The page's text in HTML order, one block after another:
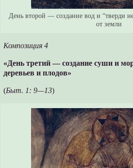
День второй — создание вод и “тверди
от земли
Композиция 4
«День третий — создание суши и
деревьев и плодов»
(Быт. 1: 9—13)